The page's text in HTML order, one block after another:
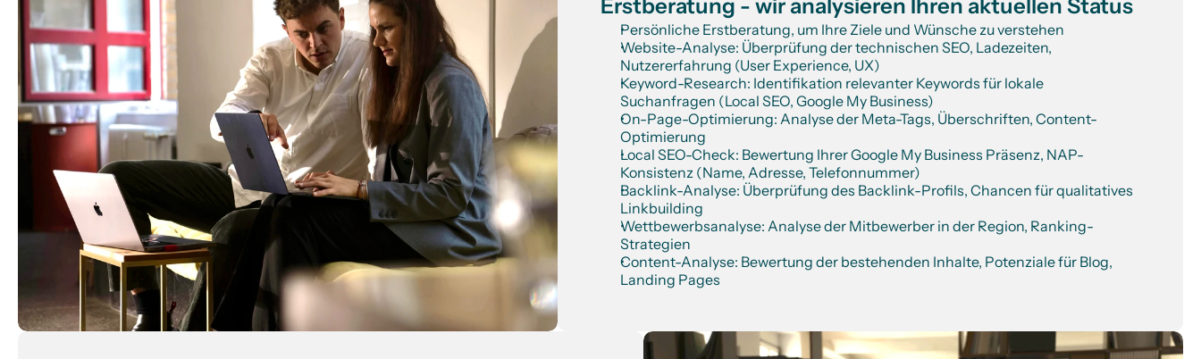
Erstberatung - wir analysieren Ihren aktuellen Status
Persönliche Erstberatung, um Ihre Ziele und Wünsche zu verstehen
Website-Analyse: Überprüfung der technischen SEO, Ladezeiten,
Nutzererfahrung (User Experience, UX)
Keyword-Research: Identifikation relevanter Keywords für lokale
Suchanfragen (Local SEO, Google My Business)
On-Page-Optimierung: Analyse der Meta-Tags, Überschriften, Content-
Optimierung
Local SEO-Check: Bewertung Ihrer Google My Business Präsenz, NAP-
Konsistenz (Name, Adresse, Telefonnummer)
Backlink-Analyse: Überprüfung des Backlink-Profils, Chancen für qualitatives
Linkbuilding
Wettbewerbsanalyse: Analyse der Mitbewerber in der Region, Ranking-
Strategien
Content-Analyse: Bewertung der bestehenden Inhalte, Potenziale für Blog,
Landing Pages